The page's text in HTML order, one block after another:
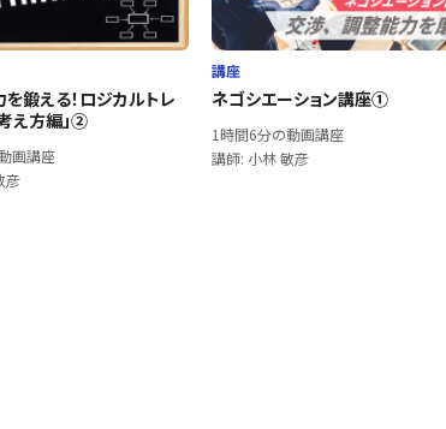
鍛える！ロジカルトレ
え方編」②
画講座
彦
講座
ネゴシエーション講座①
1時間6分の動画講座
講師: 小林 敏彦